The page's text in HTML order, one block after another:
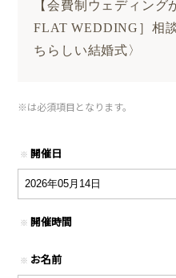
【会費制ウェディン
FLAT WEDDING］相
ちらしい結婚式〉
※は必須項目となります。
※ 開催日
※ 開催時間
※ お名前